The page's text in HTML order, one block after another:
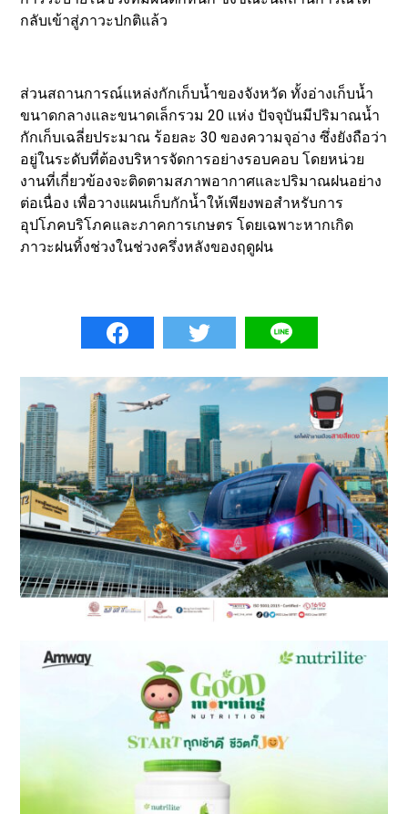
กลับเข้าสู่ภาวะปกติแล้ว
ส่วนสถานการณ์แหล่งกักเก็บน้ำของจังหวัด ทั้งอ่างเก็บน้ำ
ขนาดกลางและขนาดเล็กรวม 20 แห่ง ปัจจุบันมีปริมาณน้ำ
กักเก็บเฉลี่ยประมาณ ร้อยละ 30 ของความจุอ่าง ซึ่งยังถือว่า
อยู่ในระดับที่ต้องบริหารจัดการอย่างรอบคอบ โดยหน่วย
งานที่เกี่ยวข้องจะติดตามสภาพอากาศและปริมาณฝนอย่าง
ต่อเนื่อง เพื่อวางแผนเก็บกักน้ำให้เพียงพอสำหรับการ
อุปโภคบริโภคและภาคการเกษตร โดยเฉพาะหากเกิด
ภาวะฝนทิ้งช่วงในช่วงครึ่งหลังของฤดูฝน